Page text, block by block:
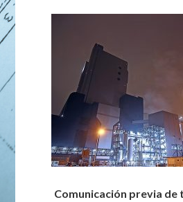
Comunicación previa de